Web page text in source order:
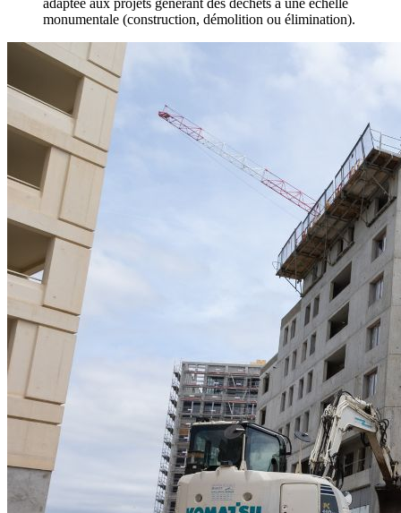
adaptée aux projets générant des déchets à une échelle
monumentale (construction, démolition ou élimination).